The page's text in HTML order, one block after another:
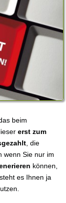
beim
erst zum
, die
wenn Sie nur im
können,
es Ihnen ja